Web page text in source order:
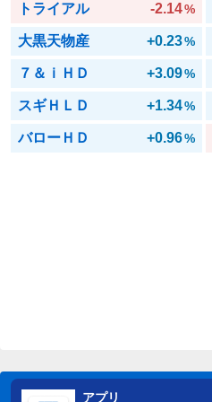
トライアル
-2.14%
大黒天物産 +0.23%
７＆ｉＨＤ +3.09%
スギＨＬＤ +1.34%
バローＨＤ +0.96%
アプリ